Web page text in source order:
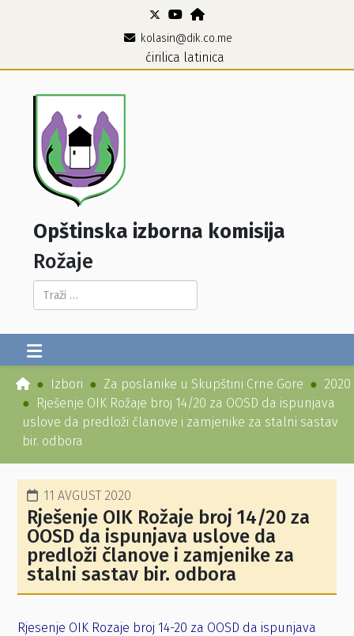
kolasin@dik.co.me
ćirilica latinica
Opštinska izborna komisija
Rožaje
Pretraga...
Izbori Za poslanike u Skupštini Crne Gore
2020
Rješenje OIK Rožaje broj 14/20 za OOSD da ispunjava
uslove da predloži članove i zamjenike za stalni sastav
bir. odbora
11 AVGUST 2020
Rješenje OIK Rožaje broj 14/20 za
OOSD da ispunjava uslove da
predloži članove i zamjenike za
stalni sastav bir. odbora
Rjesenje OIK Rozaje broj 14-20 za OOSD da ispunjava